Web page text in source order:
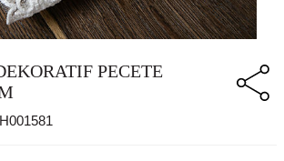
PECETE